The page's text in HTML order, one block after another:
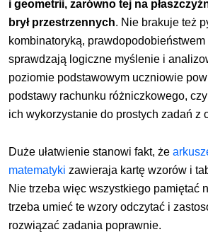
i geometrii, zarówno tej na
brył przestrzennych. Nie brakuje też
kombinatoryką, prawdopodobieństwem
sprawdzają logiczne myślenie i
poziomie podstawowym uczniowie
podstawy rachunku różniczkowego,
ich wykorzystanie do prostych zadań z
Duże ułatwienie stanowi fakt, że
matematyki zawieraja kartę wzorów i
Nie trzeba więc wszystkiego pamiętać
trzeba umieć te wzory odczytać i
rozwiązać zadania poprawnie.